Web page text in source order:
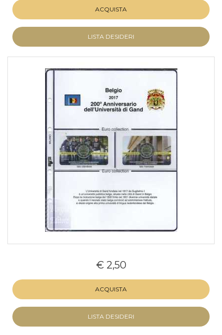
ACQUISTA
LISTA DESIDERI
€ 2,50
ACQUISTA
LISTA DESIDERI